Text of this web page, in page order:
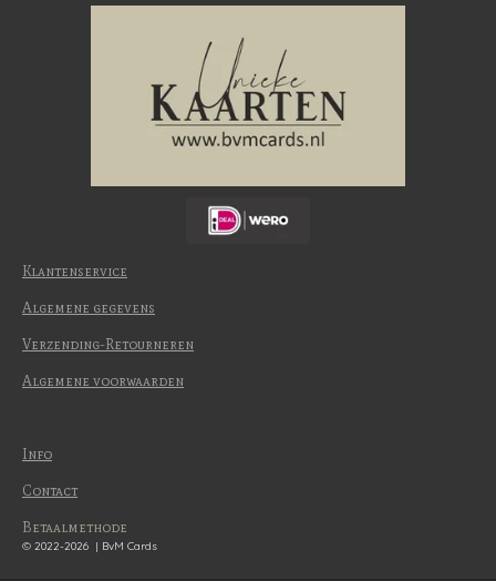
Klantenservice
Algemene gegevens
Verzending-Retourneren
Algemene voorwaarden
Info
Contact
Betaalmethode
© 2022-2026 | BvM Cards